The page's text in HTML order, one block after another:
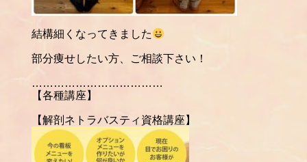
結構細くなってきました
部分痩せしたい方、ご相談下さい！
………………………………
【各種講座】
【解剖ネトラバスティ資格講座】